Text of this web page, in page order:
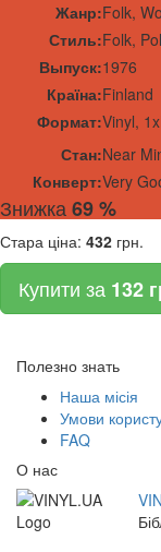
Жанр:Folk,
Стиль:Folk,
Выпуск:1976
Країна:Finland
Формат:Vinyl, 1x
Стан:Near
Конверт:Very
Знижка69 %
Стара ціна: 432 грн.
Купити за 132
Полезно знать
Наша місія
Умови
FAQ
О нас